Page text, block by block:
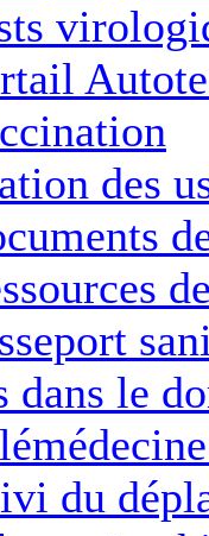
des
dans le
du